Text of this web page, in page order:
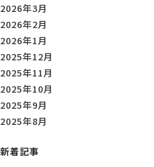
2026年3月
2026年2月
2026年1月
2025年12月
2025年11月
2025年10月
2025年9月
2025年8月
新着記事